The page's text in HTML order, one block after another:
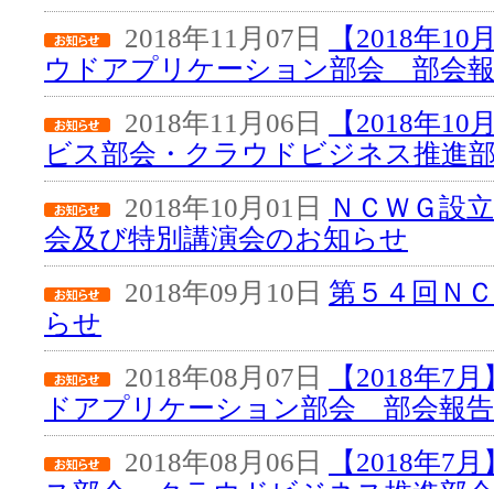
2018年11月07日
【2018年10
ウドアプリケーション部会 部会
2018年11月06日
【2018年10
ビス部会・クラウドビジネス推進
2018年10月01日
ＮＣＷＧ設
会及び特別講演会のお知らせ
2018年09月10日 第５４回Ｎ
らせ
2018年08月07日
【2018年7
ドアプリケーション部会 部会報告
2018年08月06日
【2018年7